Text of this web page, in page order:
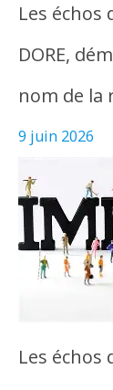
Les échos
DORE,
nom de la
9 juin 2026
Les échos